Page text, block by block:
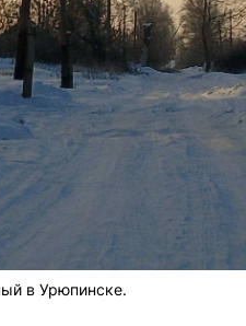
в Урюпинске.